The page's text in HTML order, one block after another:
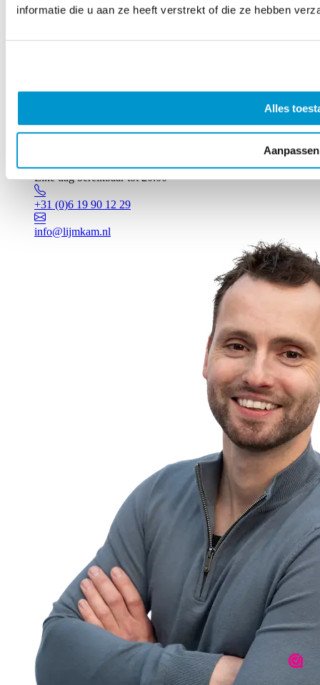
informatie die u aan ze heeft verstrekt of die ze hebben
Alles
Aanpassen
Elke dag bereikbaar tot 20:00
+31 (0)6 19 90 12 29
info@lijmkam.nl